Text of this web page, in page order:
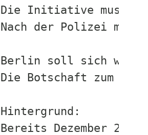
Die Initiative muss in
Nach der Polizei
Berlin soll sich
Die Botschaft zum
Hintergrund:
Bereits Dezember